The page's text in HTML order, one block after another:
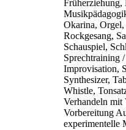
Früherziehung,
Okarina, Orgel,
Rockgesang,
Schauspiel,
Sprechtraining
Improvisation,
Synthesizer,
Whistle,
Verhandeln mit
Vorbereitung
experimentelle